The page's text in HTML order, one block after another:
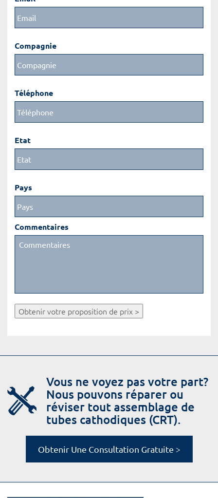
Compagnie
Téléphone
Etat
Pays
Commentaires
Obtenir votre proposition de prix >
Vous ne voyez pas votre part?
Nous pouvons réparer ou
réviser tout assemblage de
tubes cathodiques (CRT).
Obtenir Une Consultation Gratuite >